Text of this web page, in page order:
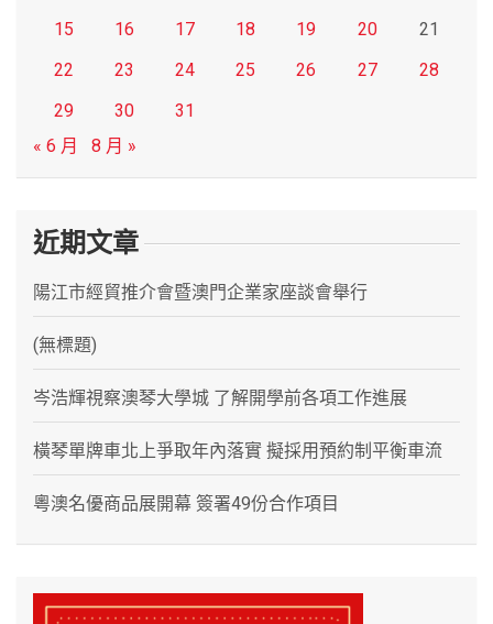
15
16 17 18 19 20
21
22
23 24 25 26 27
28
29
30
31
« 6 月
8 月 »
近期文章
陽江市經貿推介會暨澳門企業家座談會舉行
(無標題)
岑浩輝視察澳琴大學城 了解開學前各項工作進展
橫琴單牌車北上爭取年內落實 擬採用預約制平衡車流
粵澳名優商品展開幕 簽署49份合作項目